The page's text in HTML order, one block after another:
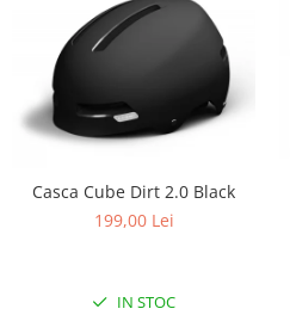
Casca Cube Dirt 2.0 Black
199,00 Lei
IN STOC